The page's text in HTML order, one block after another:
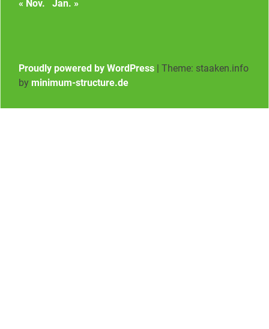
« Nov. Jan. »
Proudly powered by WordPress | Theme: staaken.info
by minimum-structure.de